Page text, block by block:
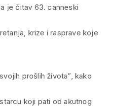
je čitav 63. canneski
krize i rasprave koje
prošlih života”, kako
koji pati od akutnog